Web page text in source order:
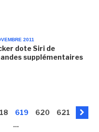
2011
dote Siri de
supplémentaires
619 620
621
...